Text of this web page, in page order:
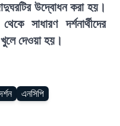
উদ্বোধন করা হয়।
সাধারণ দর্শনার্থীদের
দেওয়া হয়।
এনসিপি